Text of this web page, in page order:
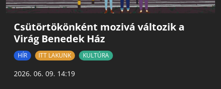
Csütörtökönként mozivá változik a
Virág Benedek Ház
HÍR ITT LAKUNK KULTÚRA
2026. 06. 09. 14:19